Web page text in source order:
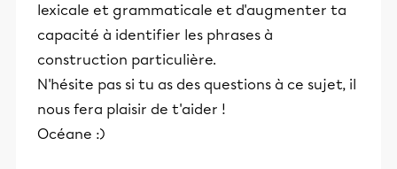
lexicale et grammaticale et d'augmenter ta
capacité à identifier les phrases à
construction particulière.
N'hésite pas si tu as des questions à ce sujet, il
nous fera plaisir de t'aider !
Océane :)